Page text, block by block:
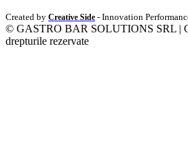
Created by Creative Side - Innovation
© GASTRO BAR SOLUTIONS SRL |
drepturile rezervate